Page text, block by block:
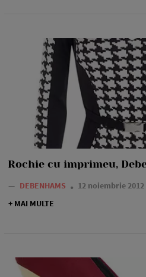
Rochie cu imprimeu,
— DEBENHAMS
12 noiembrie 2012
+ MAI MULTE